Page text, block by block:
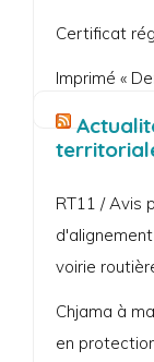
Certificat
Imprimé «
RT11 / Avis
voirie
Chjama à
en